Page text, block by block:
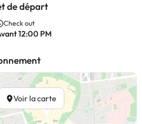
de départ
Check out
12:00 PM
Voir la carte